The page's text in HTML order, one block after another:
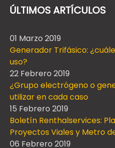
ÚLTIMOS ARTÍCULOS
01 Marzo 2019
Generador Trifásico:
uso?
22 Febrero 2019
¿Grupo electrógeno o
utilizar en cada caso
15 Febrero 2019
Boletín Renthalservices:
Proyectos Viales y Metro
06 Febrero 2019